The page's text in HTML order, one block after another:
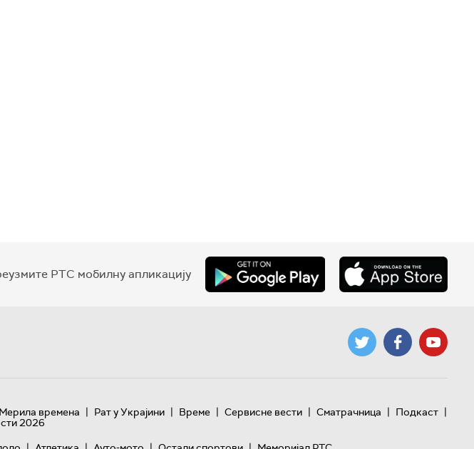
РТС мобилну апликацију
Мерила времена | Рат у Украјини | Време | Сервисне вести | Сматрачница | Подкаст |
2026